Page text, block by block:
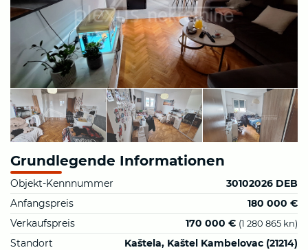
Grundlegende Informationen
Objekt-Kennnummer
30102026 DEB
Anfangspreis
180 000 €
Verkaufspreis
170 000 € (1 280 865 kn)
Standort
Kaštela, Kaštel Kambelovac (21214)